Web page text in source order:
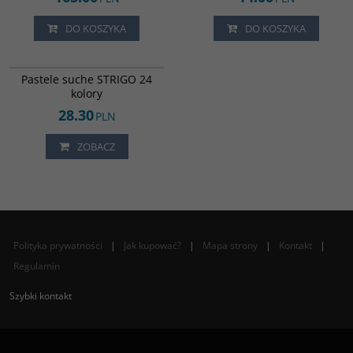
DO KOSZYKA DO KOSZYKA
Pastele suche STRIGO 24
kolory
28.30PLN
ZOBACZ
Polityka prywatności | Jak kupować? | Mapa strony | Kontakt
|
Regulamin
Szybki kontakt